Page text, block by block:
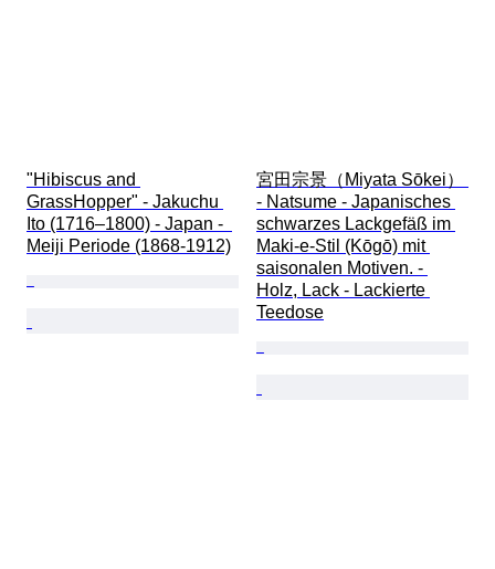
"Hibiscus and
GrassHopper" - Jakuchu
Ito (1716–1800) - Japan -
Meiji Periode (1868-1912)
宮田宗景（Miyata Sōkei）
- Natsume - Japanisches
schwarzes Lackgefäß im
Maki-e-Stil (Kōgō) mit
saisonalen Motiven. -
Holz, Lack - Lackierte
Teedose